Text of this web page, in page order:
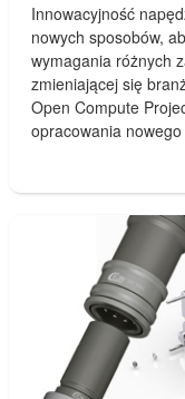
Innowacyjność
nowych sposobów,
wymagania różnych
zmieniającej się
Open Compute
opracowania